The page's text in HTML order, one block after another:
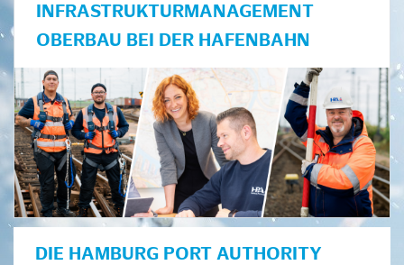
INFRASTRUKTURMANAGEMENT
OBERBAU BEI DER HAFENBAHN
DIE HAMBURG PORT AUTHORITY